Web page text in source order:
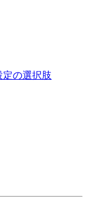
定の選択肢